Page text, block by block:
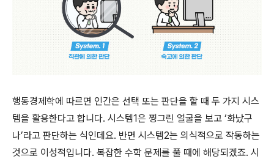
행동경제학에 따르면 인간은 선택 또는 판단을 할 때 두 가지 시스
템을 활용한다고 합니다. 시스템1은 찡그린 얼굴을 보고 ‘화났구
나’라고 판단하는 식인데요. 반면 시스템2는 의식적으로 작동하는
것으로 이성적입니다. 복잡한 수학 문제를 풀 때에 해당되겠죠. 시